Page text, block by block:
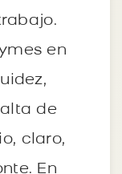
en
de
claro,
En